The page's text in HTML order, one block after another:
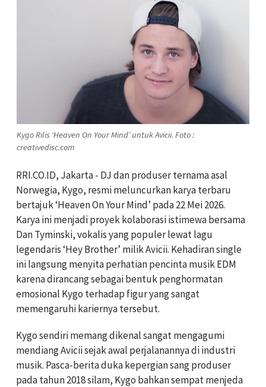
Kygo Rilis ‘Heaven On Your Mind’ untuk Avicii. Foto :
creativedisc.com
RRI.CO.ID, Jakarta - DJ dan produser ternama asal
Norwegia, Kygo, resmi meluncurkan karya terbaru
bertajuk ‘Heaven On Your Mind’ pada 22 Mei 2026.
Karya ini menjadi proyek kolaborasi istimewa bersama
Dan Tyminski, vokalis yang populer lewat lagu
legendaris ‘Hey Brother’ milik Avicii. Kehadiran single
ini langsung menyita perhatian pencinta musik EDM
karena dirancang sebagai bentuk penghormatan
emosional Kygo terhadap figur yang sangat
memengaruhi kariernya tersebut.
Kygo sendiri memang dikenal sangat mengagumi
mendiang Avicii sejak awal perjalanannya di industri
musik. Pasca-berita duka kepergian sang produser
pada tahun 2018 silam, Kygo bahkan sempat menjeda